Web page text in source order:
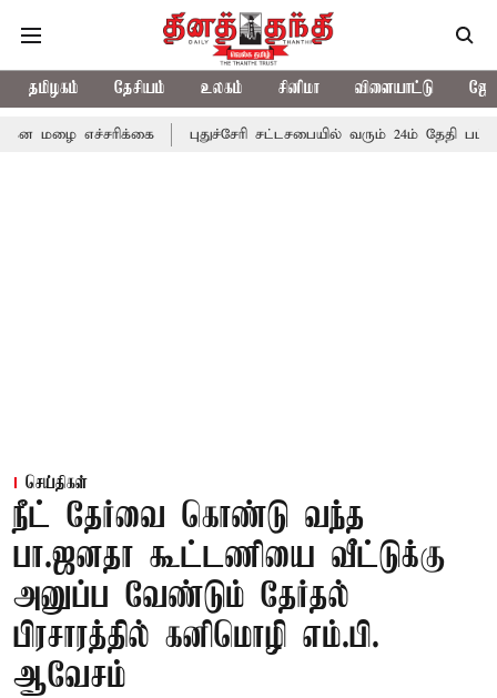
தமிழகம் தேசியம் உலகம் சினிமா விளையாட்டு
எச்சரிக்கை புதுச்சேரி சட்டசபையில் வரும் 24ம் தேதி பட்ஜெட்
செய்திகள்
நீட் தேர்வை கொண்டு வந்த
பா.ஜனதா கூட்டணியை வீட்டுக்கு
அனுப்ப வேண்டும் தேர்தல்
பிரசாரத்தில் கனிமொழி எம்.பி.
ஆவேசம்